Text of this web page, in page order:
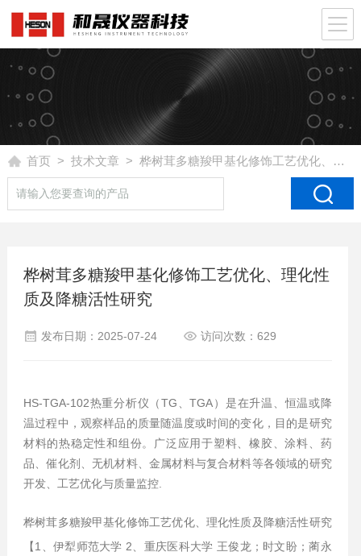
首页 > 技术文章 > 桦树茸多糖羧甲基化修饰工艺优化、理化性质及降糖活性研究
桦树茸多糖羧甲基化修饰工艺优化、理化性
质及降糖活性研究
发布日期：2025-07-24 访问次数：629
HS-TGA-102热重分析仪（TG、TGA）是在升温、恒温或降
温过程中，观察样品的质量随温度或时间的变化，目的是研究
材料的热稳定性和组份。广泛应用于塑料、橡胶、涂料、药
品、催化剂、无机材料、金属材料与复合材料等各领域的研究
开发、工艺优化与质量监控.
桦树茸多糖羧甲基化修饰工艺优化、理化性质及降糖活性研究
【1、伊犁师范大学 2、重庆医科大学 王俊龙；时文盼；蔺永